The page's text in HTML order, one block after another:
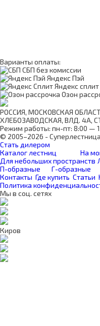
Варианты оплаты:
СБП без комиссии
Яндекс Пэй
Яндекс
Озон
РОССИЯ, МОСКОВСКАЯ
ХЛЕБОЗАВОДСКАЯ, ВЛД. 4А,
Режим работы: пн-пт: 8:00 —
© 2005–2026 -
Стать дилером
Каталог лестниц
На
Для небольших пространств
П-образные
Г-образные
Контакты Где купить Статьи
Политика
Мы в соц. сетях
Киров